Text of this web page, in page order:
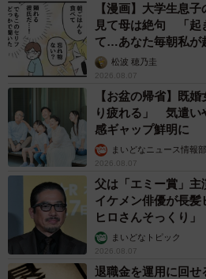
【漫画】大学生息
見て母は絶句 「起
て…あなた毎朝私が
松波 穂乃圭
2026.08.07
【お盆の帰省】既
り疲れる」 気遣い
感ギャップ鮮明に
まいどなニュース情報部
2026.08.07
父は「エミー賞」
イケメン俳優が長
ヒロさんそっくり」
まいどなトピック
2026.08.07
退職金を運用に回せ